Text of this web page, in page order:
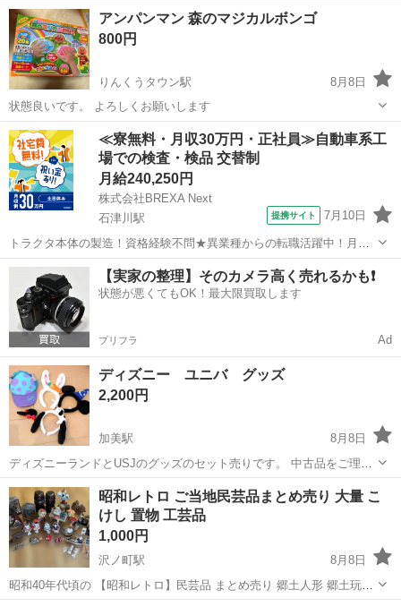
大阪 守口市 大日駅 その他
アンパンマン 森のマジカルボンゴ
800円
りんくうタウン駅
8月8日
状態良いです。 よろしくお願いします
大阪 泉佐野市 りんくうタウン駅 その他
マジカルボンゴ
≪寮無料・月収30万円・正社員≫自動車系工
場での検査・検品 交替制
月給240,250円
株式会社BREXA Next
石津川駅
提携サイト 7月10日
トラクタ本体の製造！資格経験不問★異業種からの転職活躍中！月収
例29万円以上！生活支援物資事前対応可◎即日入寮OK！寮費はずっと
無料＆備品付き1R寮完備！赴任旅費会社負担！工場まで無料送迎あり
◎《大阪府堺市》 人気の工場の...
大阪 堺市 石津川駅 その他
【実家の整理】そのカメラ高く売れるかも❗️
状態が悪くてもOK！最大限買取します
プリフラ Ad
ディズニー ユニバ グッズ
2,200円
加美駅
8月8日
ディズニーランドとUSJのグッズのセット売りです。 中古品をご理解
頂けるかたのみお願いします☺️
大阪 大阪市 加美駅 その他 ユニバ
昭和レトロ ご当地民芸品まとめ売り 大量 こ
けし 置物 工芸品
1,000円
沢ノ町駅
8月8日
昭和40年代頃の 【昭和レトロ】民芸品 まとめ売り 郷土人形 郷土玩具
お土産品など大量まとめ売り 1枚目のお写真が全てです。 計26点(セッ